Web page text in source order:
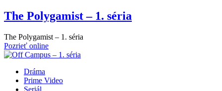
The Polygamist – 1. séria
The Polygamist – 1. séria
Pozrieť online
Dráma
Prime Video
Seriál